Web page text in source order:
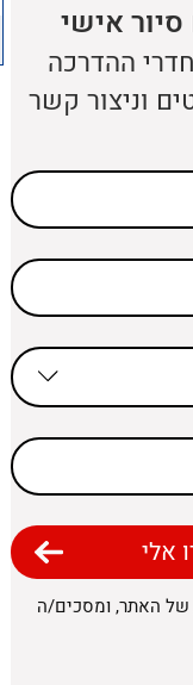
אישי
ההדרכה
וניצור קשר
האתר, ומסכים/ה